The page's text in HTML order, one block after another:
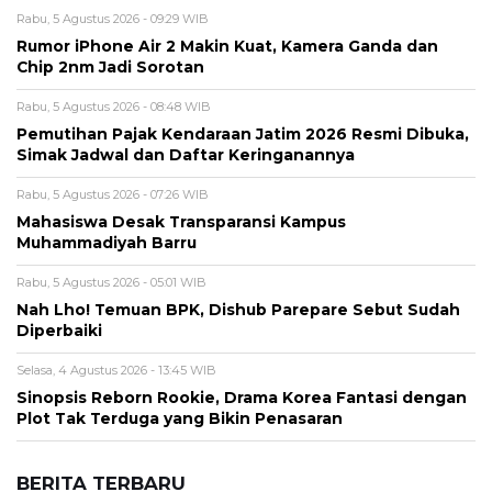
Alamat email tidak akan dipublikasikan. Kolom wajib ditandai *.
Komentar*
Nama*